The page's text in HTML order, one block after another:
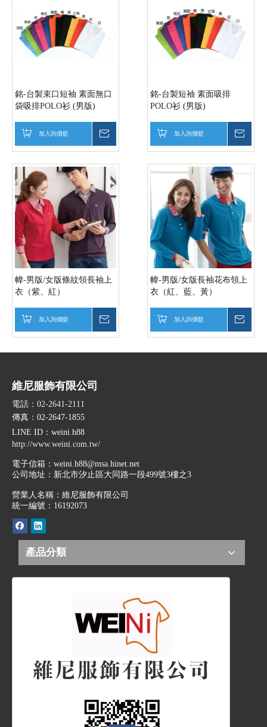
銘-台製束口短袖 素面無口
袋吸排POLO衫 (男版)
加入詢價籃
銘-台製短袖 素面吸排
POLO衫 (男版)
加入詢價籃
幃-男版/女版條紋領長袖上
衣（紫、紅）
加入詢價籃
幃-男版/女版長袖花布領上
衣（紅、藍、黃）
加入詢價籃
維尼服飾有限公司
電話：02-2641-2111
傳真：02-2647-1855
LINE ID ：weini.h88
http://www.weini.com.tw/
電子信箱： weini.h88@msa.hinet.net
公司地址： 新北市汐止區大同路一段499號3樓之3
營業人名稱：維尼服飾有限公司
統一編號：16192073
產品分類